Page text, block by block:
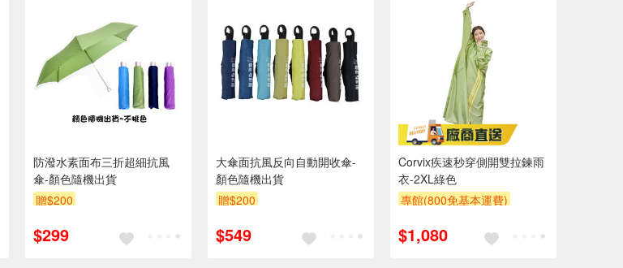
防潑水素面布三折超細抗風
傘-顏色隨機出貨
贈$200
$299
大傘面抗風反向自動開收傘-
顏色隨機出貨
贈$200
$549
Corvix疾速秒穿側開雙拉鍊雨
衣-2XL綠色
專館(800免基本運費)
$1,080